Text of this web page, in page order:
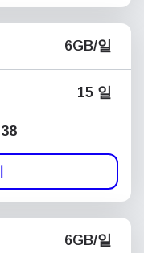
6GB/일
15 일
38
6GB/일